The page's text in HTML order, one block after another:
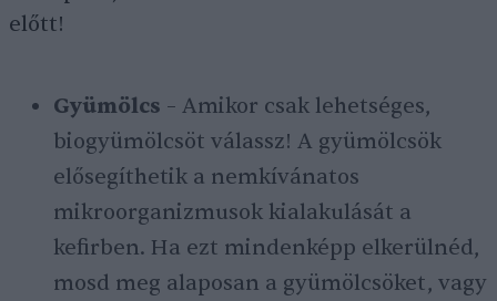
előtt!
Gyümölcs – Amikor csak lehetséges,
biogyümölcsöt válassz! A gyümölcsök
elősegíthetik a nemkívánatos
mikroorganizmusok kialakulását a
kefirben. Ha ezt mindenképp elkerülnéd,
mosd meg alaposan a gyümölcsöket, vagy